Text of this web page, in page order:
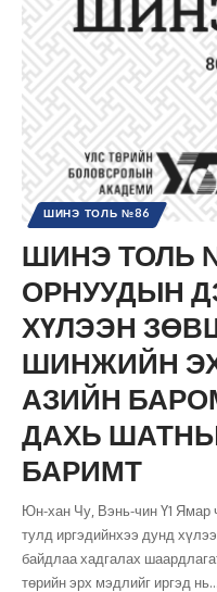
ШИНЭ ТОЛЬ №86
ШИНЭ ТОЛЬ
ОРНУУДЫН
ХҮЛЭЭН
ШИНЖИЙН
АЗИЙН
ДАХЬ
БАРИМТ
Юн-хан Чу, Вэнь-чин Ү1 Ямар
тулд иргэдийнхээ дунд
байдлаа хадгалах
төрийн эрх мэдлийг иргэд нь…